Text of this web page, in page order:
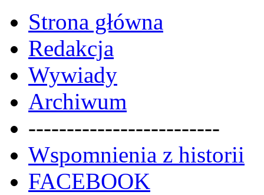
Strona główna
Redakcja
Wywiady
Archiwum
-------------------------
Wspomnienia z historii
FACEBOOK